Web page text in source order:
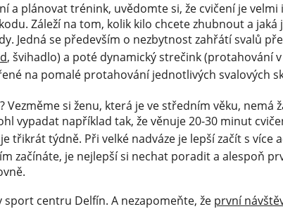
a plánovat trénink, uvědomte si, že cvičení je velmi
Záleží na tom, kolik kilo chcete zhubnout a jaká
Jedná se především o nezbytnost zahřátí svalů
, švihadlo) a poté dynamický strečink (protahování
na pomalé protahování jednotlivých svalových
si ženu, která je ve středním věku, nemá
vypadat například tak, že věnuje 20-30 minut
třikrát týdně. Při velké nadváze je lepší začít s více
začínáte, je nejlepší si nechat poradit a alespoň
sport centru Delfín. A nezapomeňte, že první